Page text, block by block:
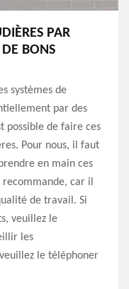
PAR
BONS
systèmes de
par des
possible de faire ces
Pour nous, il faut
en main ces
recommande, car il
de travail. Si
veuillez le
les
le téléphoner